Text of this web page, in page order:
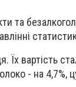
та
Їх вартість
- на 4,7%,